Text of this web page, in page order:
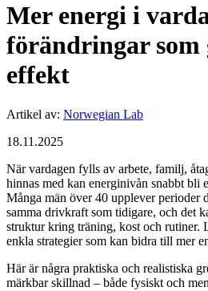
Mer energi i
förändringar som
effekt
Artikel av: Norwegian Lab
18.11.2025
När vardagen fylls av arbete, familj,
hinnas med kan energinivån snabbt bli
Många män över 40 upplever perioder
samma drivkraft som tidigare, och det
struktur kring träning, kost och rutiner.
enkla strategier som kan bidra till mer
Här är några praktiska och realistiska
märkbar skillnad – både fysiskt och